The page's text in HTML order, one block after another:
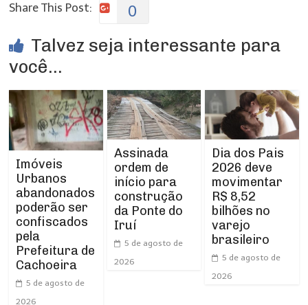
Share This Post: 0
Talvez seja interessante para
você...
Imóveis
Urbanos
abandonados
poderão ser
confiscados
pela
Prefeitura de
Cachoeira
5 de agosto de
2026
Assinada
ordem de
início para
construção
da Ponte do
Iruí
5 de agosto de
2026
Dia dos Pais
2026 deve
movimentar
R$ 8,52
bilhões no
varejo
brasileiro
5 de agosto de
2026